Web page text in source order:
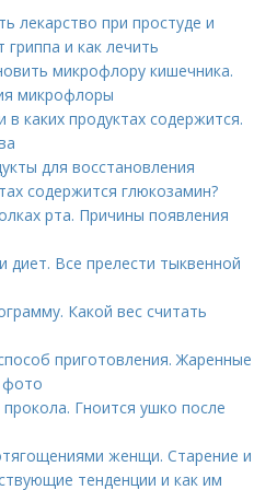
лекарство при простуде и
и как лечить
микрофлору кишечника.
микрофлоры
в каких продуктах содержится.
для восстановления
содержится глюкозамин?
рта. Причины появления
диет. Все прелести тыквенной
Какой вес считать
приготовления. Жаренные
фото
Гноится ушко после
женщи. Старение и
тенденции и как им